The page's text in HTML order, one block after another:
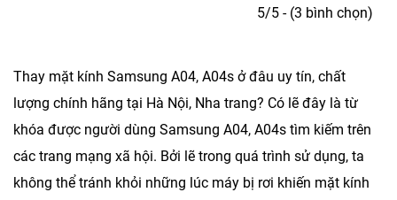
5/5 - (3 bình chọn)
Thay mặt kính Samsung A04, A04s ở đâu uy tín, chất
lượng chính hãng tại Hà Nội, Nha trang? Có lẽ đây là từ
khóa được người dùng Samsung A04, A04s tìm kiếm trên
các trang mạng xã hội. Bởi lẽ trong quá trình sử dụng, ta
không thể tránh khỏi những lúc máy bị rơi khiến mặt kính